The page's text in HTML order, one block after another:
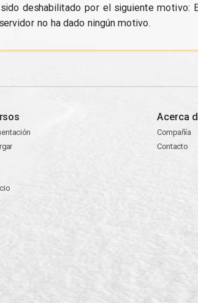
deshabilitado por el siguiente motivo:
no ha dado ningún motivo.
Acerca
Compañía
Contacto